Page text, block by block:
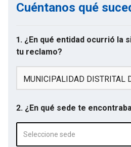
Cuéntanos qué
1. ¿En qué entidad ocurrió la
tu reclamo?
MUNICIPALIDAD DISTRITAL
2. ¿En qué sede te
Seleccione sede